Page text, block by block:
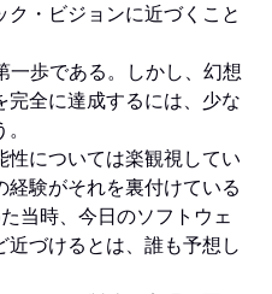
・ビジョンに近づくこと
一歩である。しかし、幻想
完全に達成するには、少な
性については楽観視してい
経験がそれを裏付けている
当時、今日のソフトウェ
づけるとは、誰も予想し